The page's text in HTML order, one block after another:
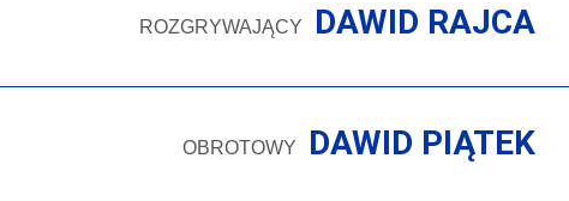
ROZGRYWAJĄCY DAWID RAJCA
OBROTOWY DAWID PIĄTEK